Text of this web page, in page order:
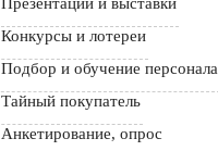
Конкурсы и лотереи
Подбор и обучение персонала
Тайный покупатель
Анкетирование, опрос